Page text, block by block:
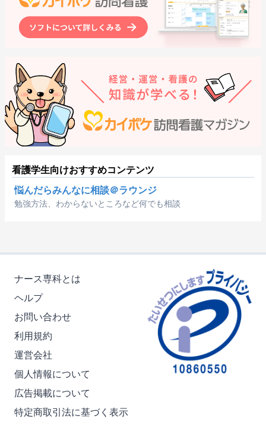
看護学生向けおすすめコンテンツ
悩んだらみんなに相談＠ラウンジ
勉強方法、わからないところなど何でも相談
ナース専科とは
ヘルプ
お問い合わせ
利用規約
運営会社
個人情報について
広告掲載について
特定商取引法に基づく表示